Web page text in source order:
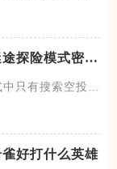
探险模式密钥
只有搜索空投箱
好打什么英雄